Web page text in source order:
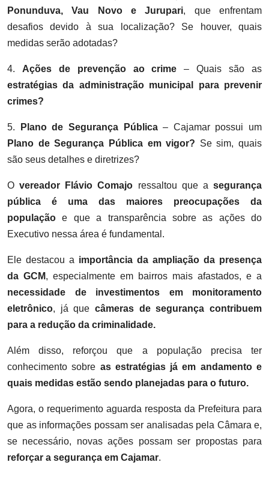
Ponunduva, Vau Novo e Jurupari, que enfrentam
desafios devido à sua localização? Se houver, quais
medidas serão adotadas?
4. Ações de prevenção ao crime – Quais são as
estratégias da administração municipal para prevenir
crimes?
5. Plano de Segurança Pública– Cajamar possui um
Plano de Segurança Pública em vigor? Se sim, quais
são seus detalhes e diretrizes?
Overeador Flávio Comajo ressaltou que asegurança
pública é uma das maiores preocupações da
população e que a transparência sobre as ações do
Executivo nessa área é fundamental.
Ele destacou a importância da ampliação da presença
da GCM, especialmente em bairros mais afastados, e a
necessidade de investimentos em monitoramento
eletrônico, já que câmeras de segurança contribuem
para a redução da criminalidade.
Além disso, reforçou que a população precisa ter
conhecimento sobre as estratégias já em andamento e
quais medidas estão sendo planejadas para o futuro.
Agora, o requerimento aguarda resposta da Prefeitura para
que as informações possam ser analisadas pela Câmara e,
se necessário, novas ações possam ser propostas para
reforçar a segurança em Cajamar.